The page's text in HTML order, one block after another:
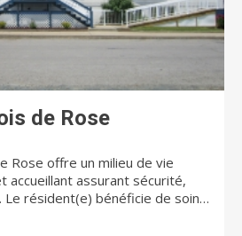
de Rose
Rose offre un milieu de vie
accueillant assurant sécurité,
résident(e) bénéficie de soins
et sociaux, d'un